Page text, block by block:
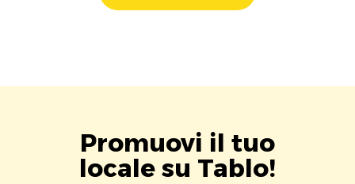
Promuovi il tuo
locale su Tablo!